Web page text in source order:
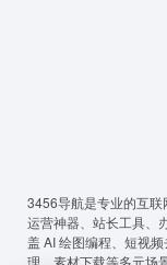
3456导航是专业的互联
运营神器、站长工具、
盖 AI 绘图编程、短视
理、素材下载等多元场